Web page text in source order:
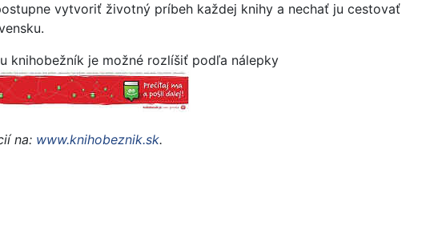
vytvoriť životný príbeh každej knihy a nechať ju cestovať
knihobežník je možné rozlíšiť podľa nálepky
na: www.knihobeznik.sk.